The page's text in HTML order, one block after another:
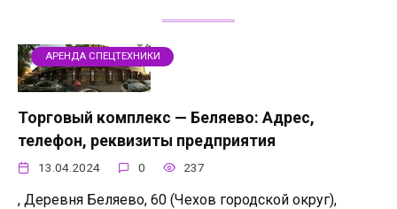
АРЕНДА СПЕЦТЕХНИКИ
Торговый комплекс — Беляево: Адрес,
телефон, реквизиты предприятия
13.04.2024 0 237
, Деревня Беляево, 60 (Чехов городской округ),